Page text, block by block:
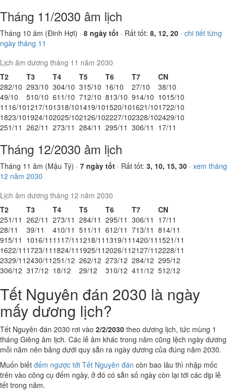
Tháng 11/2030 âm lịch
Tháng 10 âm (Đinh Hợi) · 8 ngày tốt · Rất tốt: 8, 12, 20 · chi tiết từng
ngày tháng 11
Lịch âm dương tháng 11 năm 2030
T2
T3 T4 T5 T6 T7
CN
282/10 293/10 304/10 315/10 16/10 27/10 38/10
49/10 510/10 611/10 712/10 813/10 914/10 1015/10
11 16/101217/101318/101419/101520/101621/101722/10
1823/101924/102025/102126/102227/102328/102429/10
251/11 262/11 273/11 284/11 295/11 306/11 17/11
Tháng 12/2030 âm lịch
Tháng 11 âm (Mậu Tý) · 7 ngày tốt · Rất tốt: 3, 10, 15, 30 · xem tháng
12 năm 2030
Lịch âm dương tháng 12 năm 2030
T2
T3 T4 T5 T6 T7
CN
251/11 262/11 273/11 284/11 295/11 306/11 17/11
28/11 39/11 410/11 511/11 612/11 713/11 814/11
915/11 1016/11 11 17/11 1218/11 1319/11 1420/11 1521/11
1622/11 1723/11 1824/11 1925/112026/112127/112228/11
2329/112430/11251/12 262/12 273/12 284/12 295/12
306/12 317/12 18/12 29/12 310/12 411/12 512/12
Tết Nguyên đán 2030 là ngày
mấy dương lịch?
Tết Nguyên đán 2030 rơi vào 2/2/2030 theo dương lịch, tức mùng 1
tháng Giêng âm lịch. Các lễ âm khác trong năm cũng lệch ngày dương
mỗi năm nên bảng dưới quy sẵn ra ngày dương của đúng năm 2030.
Muốn biết đếm ngược tới Tết Nguyên đán còn bao lâu thì nhập mốc
trên vào công cụ đếm ngày, ở đó có sẵn số ngày còn lại tới các dịp lễ
tết trong năm.